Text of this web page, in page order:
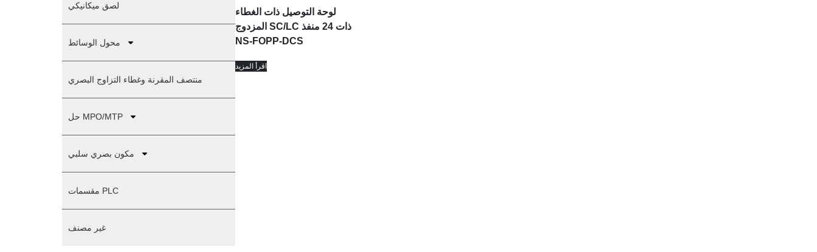
لصق ميكانيكي
محول الوسائط
منتصف المقرنة وغطاء التزاوج البصري
حل MPO/MTP
مكون بصري سلبي
مقسمات PLC
غير مصنف
لوحة التوصيل ذات الغطاء
المزدوج SC/LC ذات 24 منفذ
NS-FOPP-DCS
اقرأ المزيد